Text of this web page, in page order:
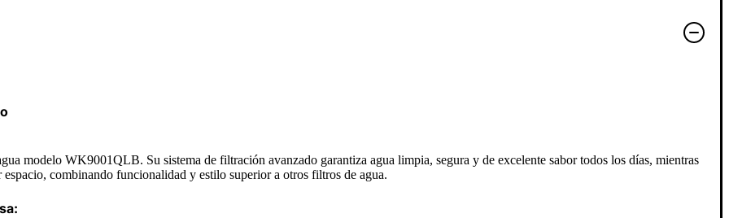
modelo WK9001QLB. Su sistema de filtración avanzado garantiza agua limpia, segura y de excelente sabor todos los días, mientras
combinando funcionalidad y estilo superior a otros filtros de agua.